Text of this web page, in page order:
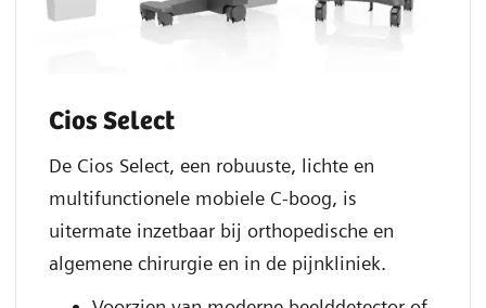
Cios Select
De Cios Select, een robuuste, lichte en
multifunctionele mobiele C-boog, is
uitermate inzetbaar bij orthopedische en
algemene chirurgie en in de pijnkliniek.